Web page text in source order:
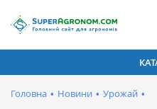
Головна • Новини • Урожай •